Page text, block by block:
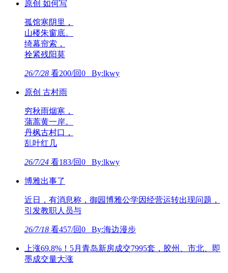
原创 如何写
孤馆寒阴里，
山楼朱窗底。
绮幕帘索，
拴紧残阳莫
26/7/28 看200/回0 By:lkwy
原创 古村雨
穷秋雨烟寒，
蒲蒿黄一岸。
丹枫古村口，
乱叶红几
26/7/24 看183/回0 By:lkwy
博雅出事了
近日，有消息称，御园博雅公学因经营运转出现问题，
引发教职人员与
26/7/18 看457/回0 By:海边漫步
上涨69.8%！5月青岛新房成交7995套，胶州、市北、即
墨成交量大涨